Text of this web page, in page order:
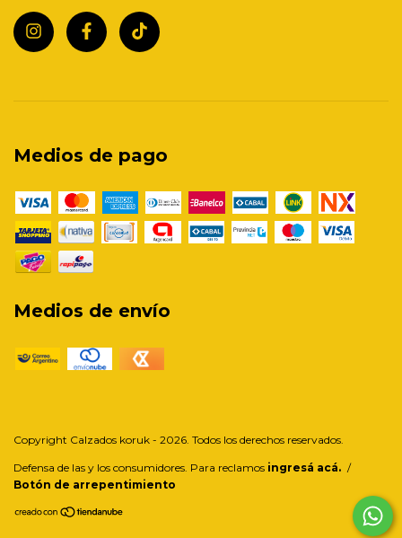
Medios de pago
Medios de envío
Copyright Calzados koruk - 2026. Todos los derechos reservados.
Defensa de las y los consumidores. Para reclamos ingresá acá. /
Botón de arrepentimiento